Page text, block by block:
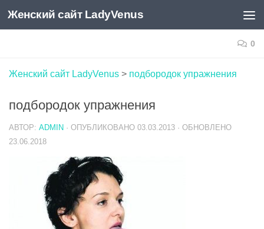
Skip to content
Женский сайт LadyVenus
0
Женский сайт LadyVenus > подбородок упражнения
подбородок упражнения
АВТОР: ADMIN · ОПУБЛИКОВАНО 03.03.2013 · ОБНОВЛЕНО
23.06.2018